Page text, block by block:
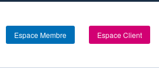
Espace Membre Espace Client